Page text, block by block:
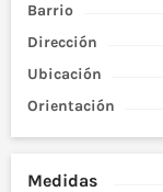
Barrio
Dirección
Ubicación
Orientación
Medidas